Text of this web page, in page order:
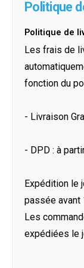
Politique
Politique de
Les frais de
fonction du
- Livraison
- DPD : à
Expédition le
passée avant
Les
expédiées le